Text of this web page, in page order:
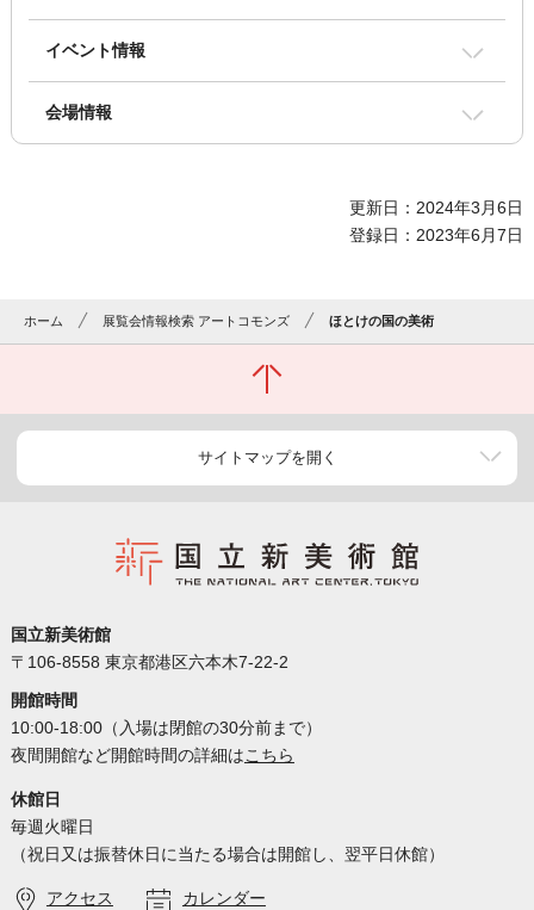
イベント情報
会場情報
更新日：2024年3月6日
登録日：2023年6月7日
ホーム 展覧会情報検索 アートコモンズ ほとけの国の美術
サイトマップを開く
国立新美術館
〒106-8558 東京都港区六本木7-22-2
開館時間
10:00-18:00（入場は閉館の30分前まで）
夜間開館など開館時間の詳細はこちら
休館日
毎週火曜日
（祝日又は振替休日に当たる場合は開館し、翌平日休館）
アクセス カレンダー